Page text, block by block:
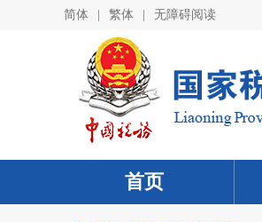
简体 繁体 无障碍阅读
首页